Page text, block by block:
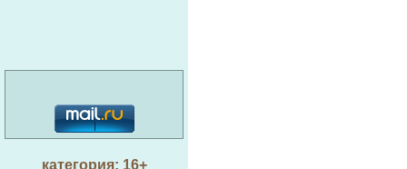
категория: 16+